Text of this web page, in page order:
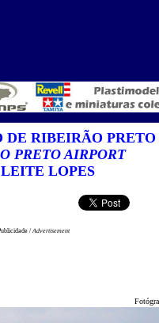
DE RIBEIRÃO PRETO
PRETO AIRPORT
LOPES
/Advertisement